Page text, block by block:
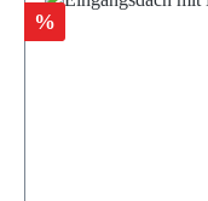
Rabatt
%